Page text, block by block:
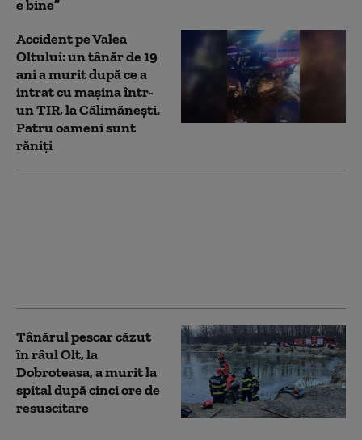
e bine”
Accident pe Valea
Oltului: un tânăr de 19
ani a murit după ce a
intrat cu mașina într-
un TIR, la Călimănești.
Patru oameni sunt
răniți
Tânărul pescar căzut
în râul Olt, la
Dobroteasa, a murit la
spital după cinci ore de
resuscitare